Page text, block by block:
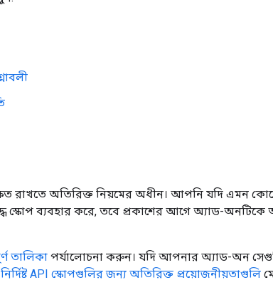
রাখতে অতিরিক্ত নিয়মের অধীন। আপনি যদি এমন
ব্যবহার করে, তবে প্রকাশের আগে অ্যাড-অনটিকে
তালিকা পর্যালোচনা করুন। যদি আপনার অ্যাড-অন
নির্দিষ্ট API স্কোপগুলির জন্য অতিরিক্ত প্রয়োজনীয়তাগুলি